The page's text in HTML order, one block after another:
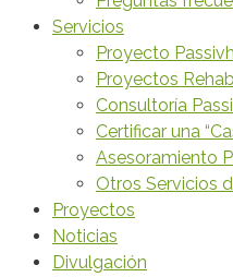
Servicios
Proyecto
Proyectos
Consultoría
Certificar una
Asesoramiento
Otros Servicios
Proyectos
Noticias
Divulgación